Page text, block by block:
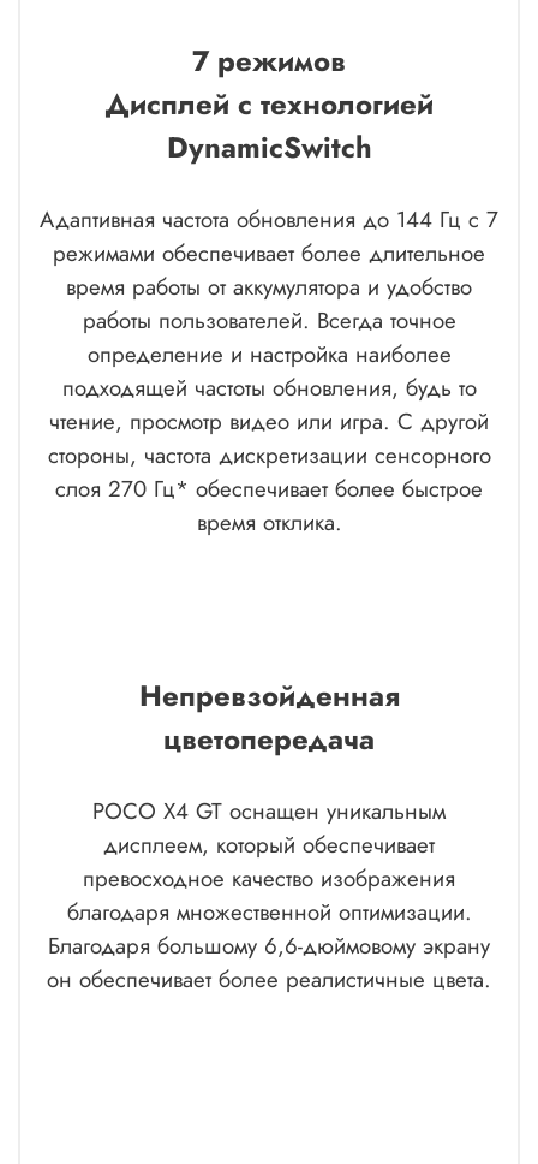
7 режимов
Дисплей с технологией
DynamicSwitch
Адаптивная частота обновления до 144 Гц с 7
режимами обеспечивает более длительное
время работы от аккумулятора и удобство
работы пользователей. Всегда точное
определение и настройка наиболее
подходящей частоты обновления, будь то
чтение, просмотр видео или игра. С другой
стороны, частота дискретизации сенсорного
слоя 270 Гц* обеспечивает более быстрое
время отклика.
Непревзойденная
цветопередача
POCO X4 GT оснащен уникальным
дисплеем, который обеспечивает
превосходное качество изображения
благодаря множественной оптимизации.
Благодаря большому 6,6-дюймовому экрану
он обеспечивает более реалистичные цвета.